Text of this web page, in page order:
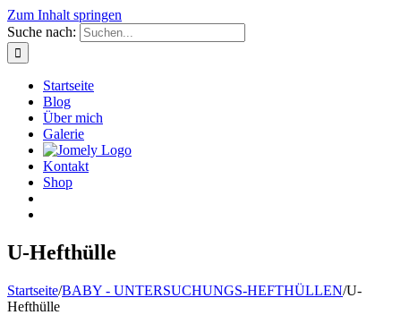
Zum Inhalt springen
Suche nach:
Startseite
Blog
Über mich
Galerie
Kontakt
Shop
U-Hefthülle
Startseite/BABY - UNTERSUCHUNGS-HEFTHÜLLEN/U-
Hefthülle